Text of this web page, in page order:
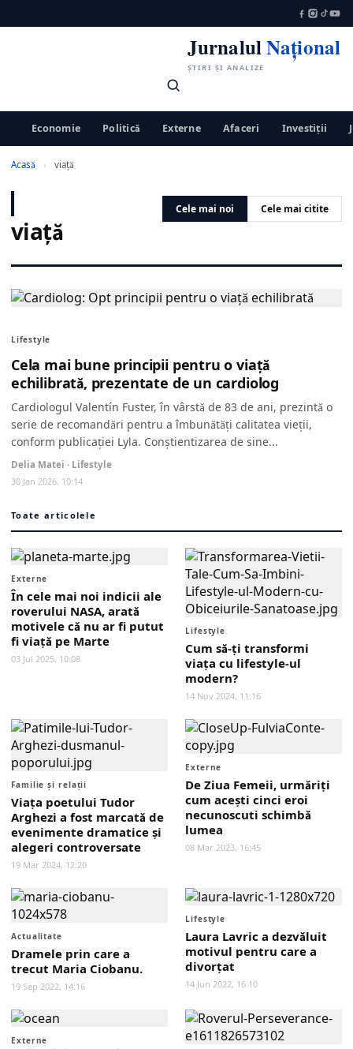
JurnalulNațional
ȘTIRI ȘI ANALIZE
Economie Politică Externe Afaceri Investiții
Acasă › viaţă
viaţă
Cele mai noi Cele mai citite
Lifestyle
Cela mai bune principii pentru o viață
echilibrată, prezentate de un cardiolog
Cardiologul Valentín Fuster, în vârstă de 83 de ani, prezintă o
serie de recomandări pentru a îmbunătăți calitatea vieții,
conform publicației Lyla. Conștientizarea de sine...
Delia Matei · Lifestyle
30 Jan 2026, 10:14
Toate articolele
Externe
În cele mai noi indicii ale
roverului NASA, arată
motivele că nu ar fi putut
fi viaţă pe Marte
03 Jul 2025, 10:08
Lifestyle
Cum să-ţi transformi
viaţa cu lifestyle-ul
modern?
14 Nov 2024, 11:16
Familie și relații
Viaţa poetului Tudor
Arghezi a fost marcată de
evenimente dramatice și
alegeri controversate
19 Mar 2024, 12:20
Externe
De Ziua Femeii, urmăriți
cum acești cinci eroi
necunoscuti schimbă
lumea
08 Mar 2023, 16:45
Actualitate
Dramele prin care a
trecut Maria Ciobanu.
19 Sep 2022, 14:16
Lifestyle
Laura Lavric a dezvăluit
motivul pentru care a
divorțat
14 Jun 2022, 16:10
Externe